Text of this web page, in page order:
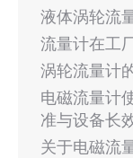
液体涡轮流
流量计在工
涡轮流量计
电磁流量计
准与设备长
关于电磁流